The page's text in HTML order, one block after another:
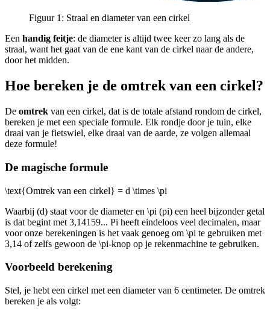
Figuur 1: Straal en diameter van een cirkel
Een handig feitje: de diameter is altijd twee keer zo lang als de
straal, want het gaat van de ene kant van de cirkel naar de andere,
door het midden.
Hoe bereken je de omtrek van een cirkel?
De omtrek van een cirkel, dat is de totale afstand rondom de cirkel,
bereken je met een speciale formule. Elk rondje door je tuin, elke
draai van je fietswiel, elke draai van de aarde, ze volgen allemaal
deze formule!
De magische formule
\text{Omtrek van een cirkel} = d \times \pi
Waarbij (d) staat voor de diameter en \pi (pi) een heel bijzonder getal
is dat begint met 3,14159... Pi heeft eindeloos veel decimalen, maar
voor onze berekeningen is het vaak genoeg om \pi te gebruiken met
3,14 of zelfs gewoon de \pi-knop op je rekenmachine te gebruiken.
Voorbeeld berekening
Stel, je hebt een cirkel met een diameter van 6 centimeter. De omtrek
bereken je als volgt: